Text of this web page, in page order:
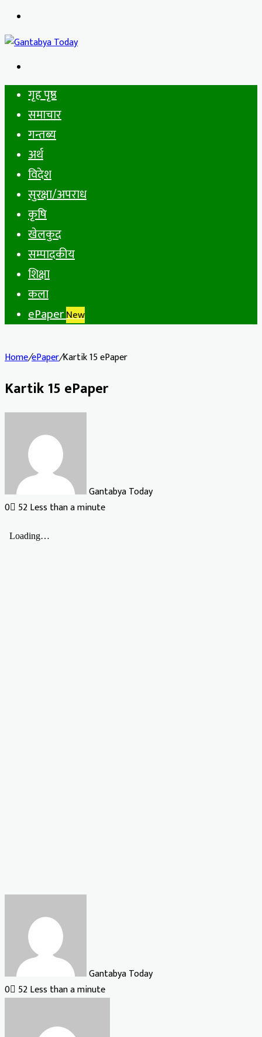
for
गृह पृष्ठ
समाचार
गन्तब्य
अर्थ
विदेश
सुरक्षा/अपराध
कृषि
खेलकुद
सम्पादकीय
शिक्षा
कला
ePaperNew
Home/ePaper/Kartik 15 ePaper
Kartik 15 ePaper
Gantabya Today
0 52Less than a minute
Gantabya Today
0 52Less than a minute